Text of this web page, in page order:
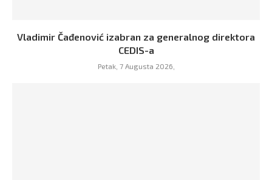
Vladimir Čađenović izabran za generalnog direktora
CEDIS-a
Petak, 7 Augusta 2026,